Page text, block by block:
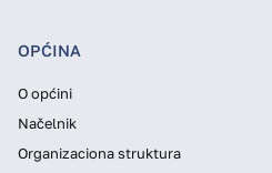
OPĆINA
O općini
Načelnik
Organizaciona struktura